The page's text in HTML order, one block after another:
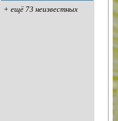
+ ещё 73 неизвестных